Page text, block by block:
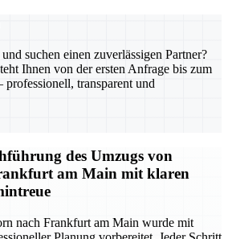
suchen einen zuverlässigen Partner?
Ihnen von der ersten Anfrage bis zum
transparent und
des Umzugs von
am Main mit klaren
nach Frankfurt am Main wurde mit